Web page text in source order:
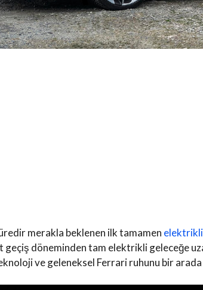
merakla beklenen ilk tamamen elektrikli
geçiş döneminden tam elektrikli geleceğe
ve geleneksel Ferrari ruhunu bir